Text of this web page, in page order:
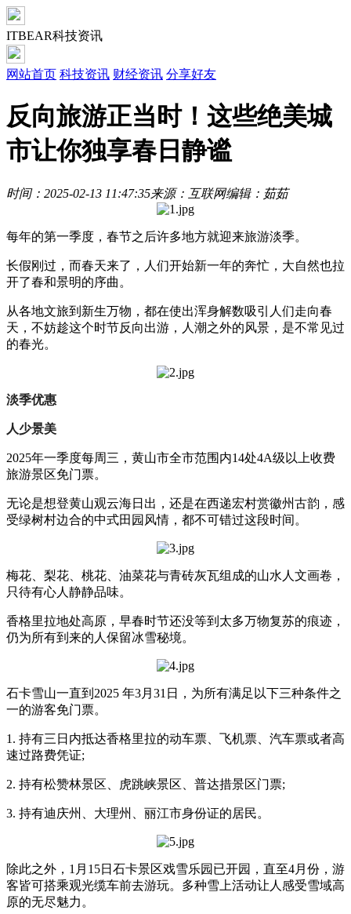
ITBEAR科技资讯
网站首页 科技资讯 财经资讯 分享好友
反向旅游正当时！这些绝美城
市让你独享春日静谧
时间：2025-02-13 11:47:35来源：互联网编辑：茹茹
每年的第一季度，春节之后许多地方就迎来旅游淡季。
长假刚过，而春天来了，人们开始新一年的奔忙，大自然也拉
开了春和景明的序曲。
从各地文旅到新生万物，都在使出浑身解数吸引人们走向春
天，不妨趁这个时节反向出游，人潮之外的风景，是不常见过
的春光。
淡季优惠
人少景美
2025年一季度每周三，黄山市全市范围内14处4A级以上收费
旅游景区免门票。
无论是想登黄山观云海日出，还是在西递宏村赏徽州古韵，感
受绿树村边合的中式田园风情，都不可错过这段时间。
梅花、梨花、桃花、油菜花与青砖灰瓦组成的山水人文画卷，
只待有心人静静品味。
香格里拉地处高原，早春时节还没等到太多万物复苏的痕迹，
仍为所有到来的人保留冰雪秘境。
石卡雪山一直到2025 年3月31日，为所有满足以下三种条件之
一的游客免门票。
1. 持有三日内抵达香格里拉的动车票、飞机票、汽车票或者高
速过路费凭证;
2. 持有松赞林景区、虎跳峡景区、普达措景区门票;
3. 持有迪庆州、大理州、丽江市身份证的居民。
除此之外，1月15日石卡景区戏雪乐园已开园，直至4月份，游
客皆可搭乘观光缆车前去游玩。多种雪上活动让人感受雪域高
原的无尽魅力。